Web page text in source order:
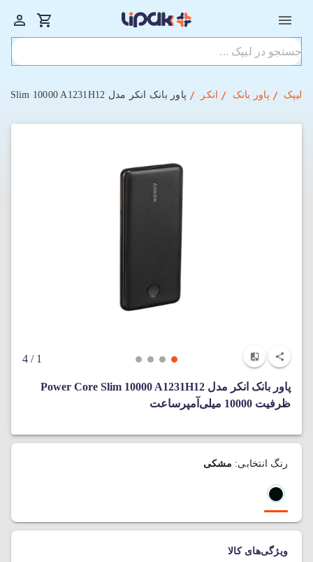
لیپک پاور بانک انکر پاور بانک انکر مدل Power Core Slim 10000 A1231H12 ظرفیت 10000 میلی‌آمپر‌ساعت
1
/ 4
پاور بانک انکر مدل Power Core Slim 10000 A1231H12
ظرفیت 10000 میلی‌آمپر‌ساعت
رنگ انتخابی: مشکی
ویژگی‌های کالا